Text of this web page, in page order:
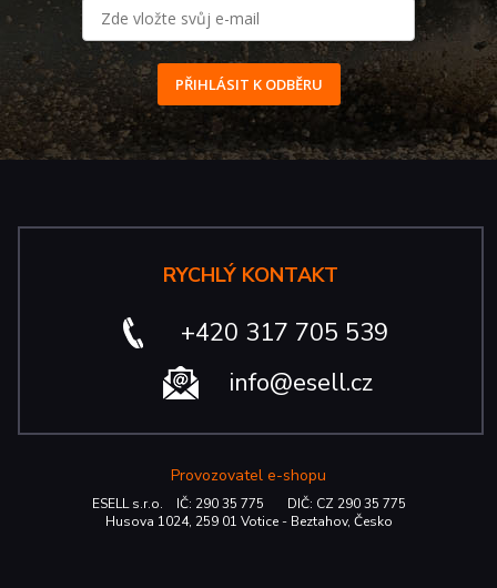
PŘIHLÁSIT K ODBĚRU
RYCHLÝ KONTAKT
+420 317 705 539
info@esell.cz
Provozovatel e-shopu
ESELL s.r.o. IČ: 290 35 775 DIČ: CZ 290 35 775
Husova 1024, 259 01 Votice - Beztahov, Česko